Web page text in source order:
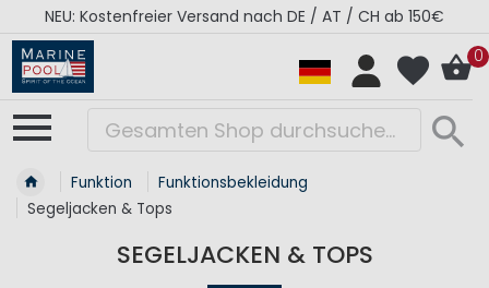
RÉGATES ROYALES Kollektion - Super Sale
0
Funktion
Funktionsbekleidung
Segeljacken & Tops
SEGELJACKEN & TOPS